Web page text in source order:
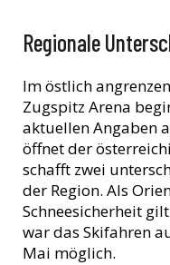
Regionale
Im östlich
Zugspitz Arena
aktuellen Angaben
öffnet der
schafft zwei
der Region. Als
Schneesicherheit
war das Skifahren
Mai möglich.